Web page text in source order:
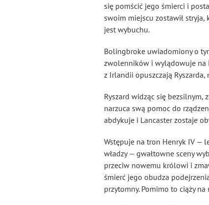
się pomścić jego śmierci i
swoim miejscu zostawił stryja,
jest wybuchu.
Bolingbroke uwiadomiony o
zwolenników i wylądowuje na
z Irlandii opuszczają
Ryszard widząc się
narzuca swą pomoc do
abdykuje i Lancaster zostaje
Wstępuje na tron Henryk IV —
władzy — gwałtowne sceny
przeciw nowemu królowi i
śmierć jego obudza
przytomny. Pomimo to ciąży